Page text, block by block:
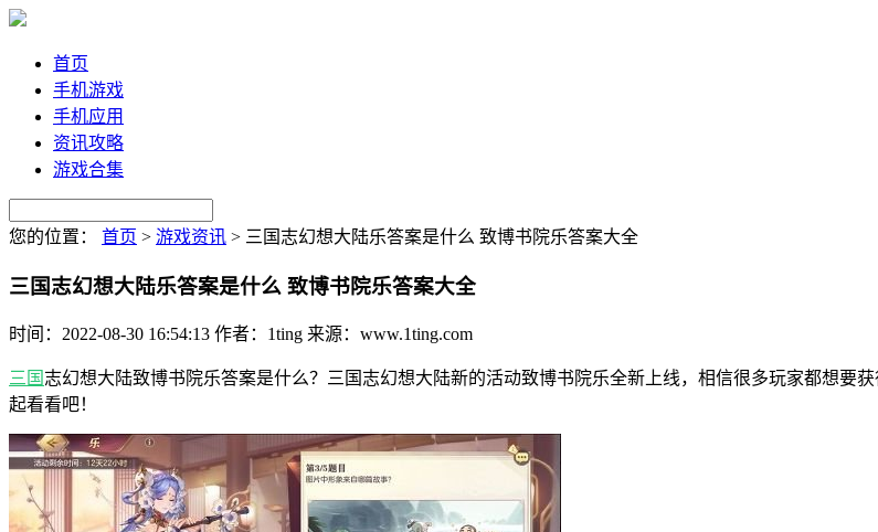
首页
手机游戏
手机应用
资讯攻略
游戏合集
您的位置： 首页 > 游戏资讯 > 三国志幻想大陆乐答案是什么 致博书院乐答案大全
三国志幻想大陆乐答案是什么 致博书院乐答案大全
时间：2022-08-30 16:54:13 作者：1ting 来源：www.1ting.com
三国志幻想大陆致博书院乐答案是什么？三国志幻想大陆新的活动致博书院乐全新上线，相信很多玩家都想要
起看看吧！